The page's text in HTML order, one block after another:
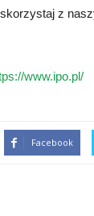
z
www.ipo.pl/
Facebook